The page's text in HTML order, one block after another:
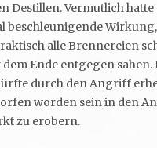
Destillen. Vermutlich
beschleunigende
alle Brennereien
Ende entgegen sahen.
durch den Angriff
worden sein in den
zu erobern.